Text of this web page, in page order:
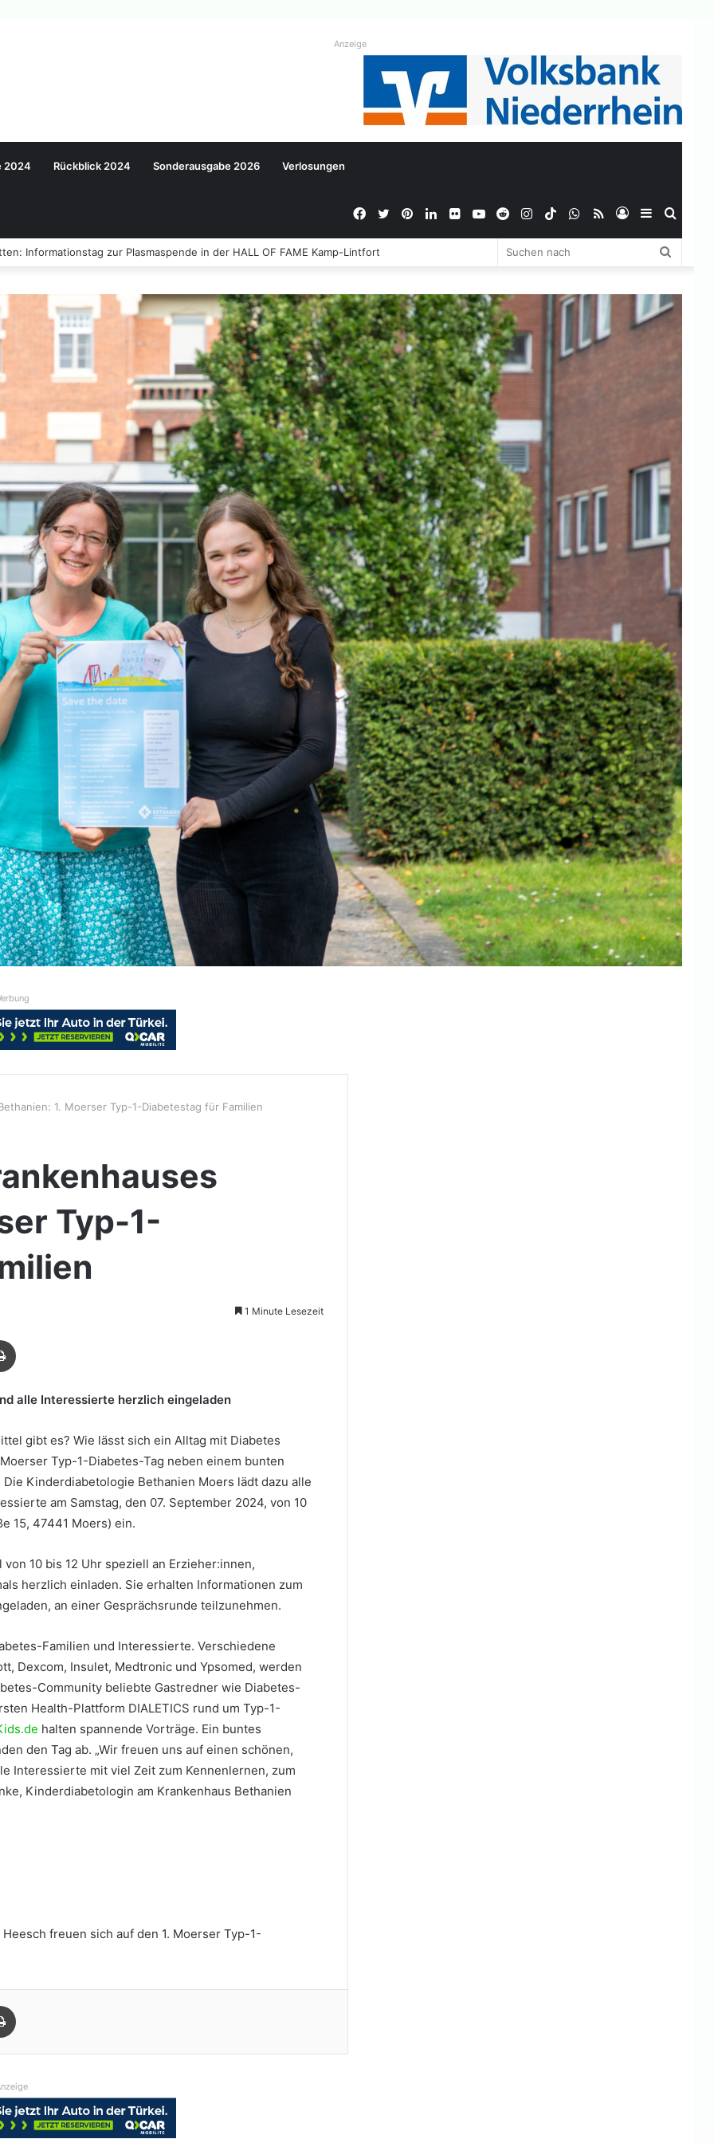
Anzeige
2024 Rückblick 2024 Sonderausgabe 2026 Verlosungen
Sidebar
Anmelden
RSS
WhatsApp
TikTok
Instagram
Reddit
YouTube
Flickr
LinkedIn
Pinterest
Twitter
Facebook
Informationstag zur Plasmaspende in der HALL OF FAME Kamp-Lintfort
1. Moerser Typ-1-Diabetestag für Familien
Typ-1-
1 Minute Lesezeit
alle Interessierte herzlich eingeladen
gibt es? Wie lässt sich ein Alltag mit Diabetes
Typ-1-Diabetes-Tag neben einem bunten
Kinderdiabetologie Bethanien Moers lädt dazu alle
am Samstag, den 07. September 2024, von 10
15, 47441 Moers) ein.
10 bis 12 Uhr speziell an Erzieher:innen,
herzlich einladen. Sie erhalten Informationen zum
an einer Gesprächsrunde teilzunehmen.
Familien und Interessierte. Verschiedene
Dexcom, Insulet, Medtronic und Ypsomed, werden
Community beliebte Gastredner wie Diabetes-
Health-Plattform DIALETICS rund um Typ-1-
halten spannende Vorträge. Ein buntes
den Tag ab. „Wir freuen uns auf einen schönen,
Interessierte mit viel Zeit zum Kennenlernen, zum
Kinderdiabetologin am Krankenhaus Bethanien
freuen sich auf den 1. Moerser Typ-1-